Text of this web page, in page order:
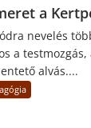
a
nevelés
a
alvás....